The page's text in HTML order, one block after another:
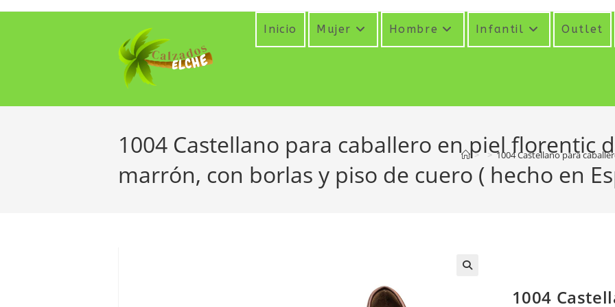
Inicio Mujer Hombre Infantil Outlet
1004 Castellano para caballero en piel florentic
marrón, con borlas y piso de cuero ( hecho en
> > 1004 Castellano para
1004